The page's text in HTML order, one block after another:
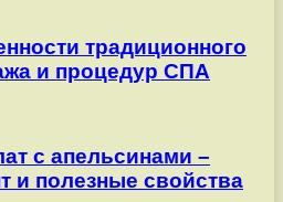
традиционного
и процедур СПА
с апельсинами –
и полезные свойства